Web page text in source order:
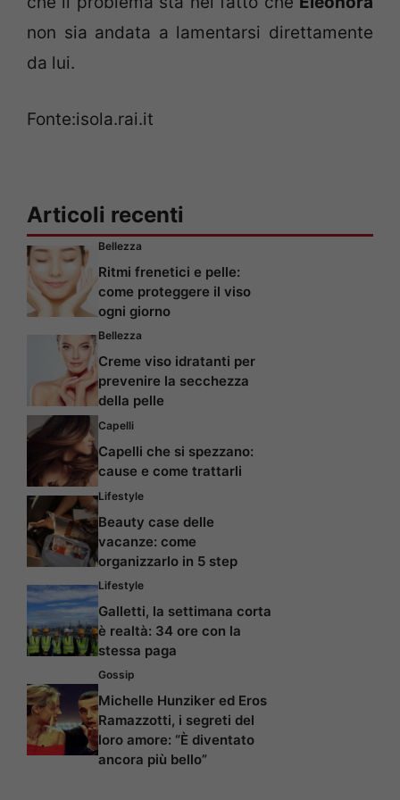
non sia andata a lamentarsi direttamente
da lui.
Fonte:isola.rai.it
Articoli recenti
Bellezza
Ritmi frenetici e pelle:
come proteggere il viso
ogni giorno
Bellezza
Creme viso idratanti per
prevenire la secchezza
della pelle
Capelli
Capelli che si spezzano:
cause e come trattarli
Lifestyle
Beauty case delle
vacanze: come
organizzarlo in 5 step
Lifestyle
Galletti, la settimana corta
è realtà: 34 ore con la
stessa paga
Gossip
Michelle Hunziker ed Eros
Ramazzotti, i segreti del
loro amore: “È diventato
ancora più bello”